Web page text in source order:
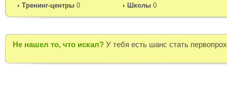
Тренинг-центры 0 Школы 0
Не нашел то, что искал? У тебя есть шанс стать